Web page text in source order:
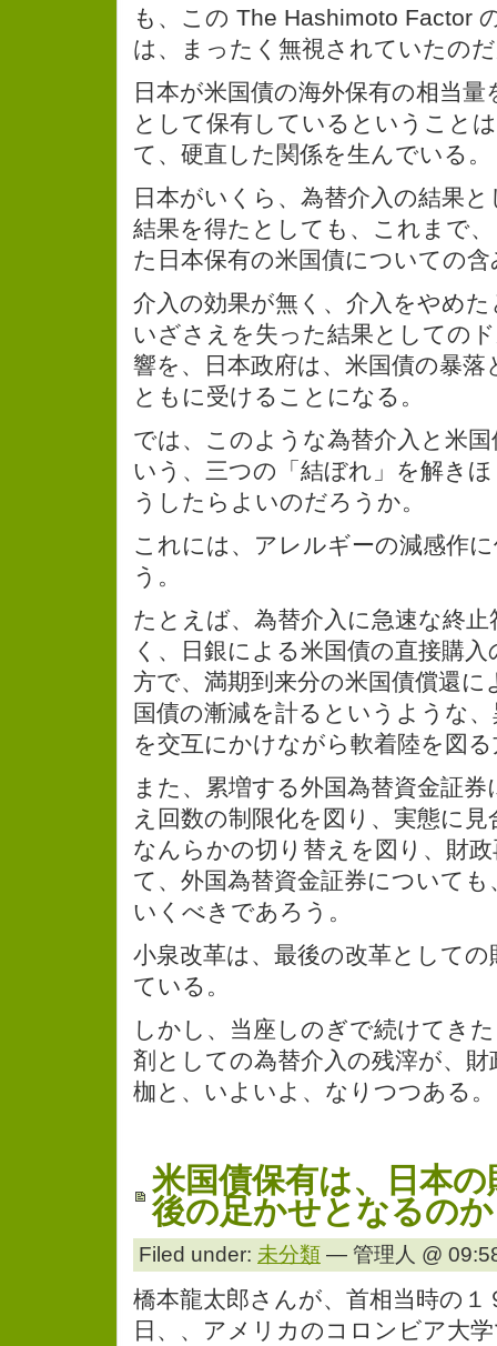
も、この The Hashimoto Factor
は、まったく無視されていたの
日本が米国債の海外保有の相当量
として保有しているということ
て、硬直した関係を生んでいる。
日本がいくら、為替介入の結果
結果を得たとしても、これまで
た日本保有の米国債についての
介入の効果が無く、介入をやめ
いざさえを失った結果としての
響を、日本政府は、米国債の暴
ともに受けることになる。
では、このような為替介入と米
いう、三つの「結ぼれ」を解き
うしたらよいのだろうか。
これには、アレルギーの減感作
う。
たとえば、為替介入に急速な終
く、日銀による米国債の直接購
方で、満期到来分の米国債償還に
国債の漸減を計るというような
を交互にかけながら軟着陸を図
また、累増する外国為替資金証
え回数の制限化を図り、実態に
なんらかの切り替えを図り、財
て、外国為替資金証券について
いくべきであろう。
小泉改革は、最後の改革として
ている。
しかし、当座しのぎで続けてき
剤としての為替介入の残滓が、
枷と、いよいよ、なりつつある。
米国債保有は、日本
後の足かせとなるの
Filed under: 未分類 — 管理人 @
橋本龍太郎さんが、首相当時の１
日、、アメリカのコロンビア大